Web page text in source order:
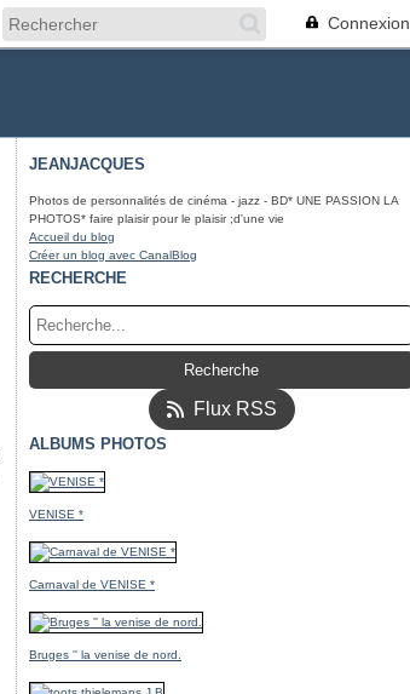
Connexion
JEANJACQUES
Photos de personnalités de cinéma - jazz - BD* UNE PASSION LA
PHOTOS* faire plaisir pour le plaisir ;d'une vie
Accueil du blog
Créer un blog avec CanalBlog
RECHERCHE
Flux RSS
ALBUMS PHOTOS
VENISE *
Carnaval de VENISE *
Bruges '' la venise de nord.